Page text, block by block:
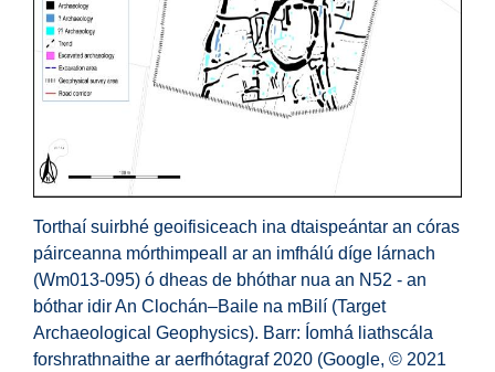
Torthaí suirbhé geoifisiceach ina dtaispeántar an córas
páirceanna mórthimpeall ar an imfhálú díge lárnach
(Wm013-095) ó dheas de bhóthar nua an N52 - an
bóthar idir An Clochán–Baile na mBilí (Target
Archaeological Geophysics). Barr: Íomhá liathscála
forshrathnaithe ar aerfhótagraf 2020 (Google, © 2021